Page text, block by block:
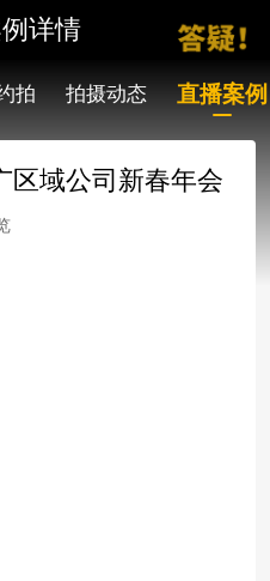
详情
拍 拍摄动态 直播案例
区域公司新春年会